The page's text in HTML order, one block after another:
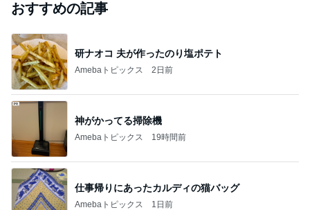
おすすめの記事
研ナオコ 夫が作ったのり塩ポテト
Amebaトピックス 2日前
神がかってる掃除機
Amebaトピックス 19時間前
仕事帰りにあったカルディの猫バッグ
Amebaトピックス 1日前